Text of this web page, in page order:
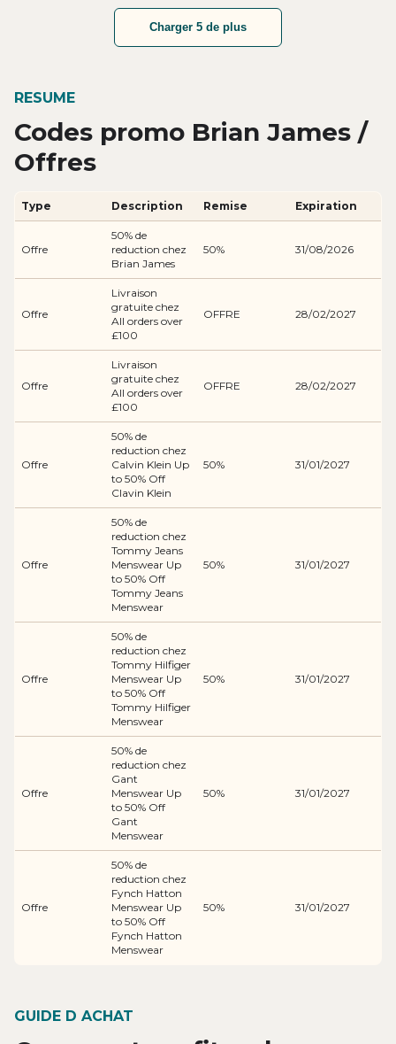
Charger 5 de plus
RESUME
Codes promo Brian James /
Offres
Type Description Remise Expiration
Offre
50% de
reduction chez
Brian James
50% 31/08/2026
Offre
Livraison
gratuite chez
All orders over
£100
OFFRE 28/02/2027
Offre
Livraison
gratuite chez
All orders over
£100
OFFRE 28/02/2027
Offre
50% de
reduction chez
Calvin Klein Up
to 50% Off
Clavin Klein
50% 31/01/2027
Offre
50% de
reduction chez
Tommy Jeans
Menswear Up
to 50% Off
Tommy Jeans
Menswear
50% 31/01/2027
Offre
50% de
reduction chez
Tommy Hilfiger
Menswear Up
to 50% Off
Tommy Hilfiger
Menswear
50% 31/01/2027
Offre
50% de
reduction chez
Gant
Menswear Up
to 50% Off
Gant
Menswear
50% 31/01/2027
Offre
50% de
reduction chez
Fynch Hatton
Menswear Up
to 50% Off
Fynch Hatton
Menswear
50% 31/01/2027
GUIDE D ACHAT